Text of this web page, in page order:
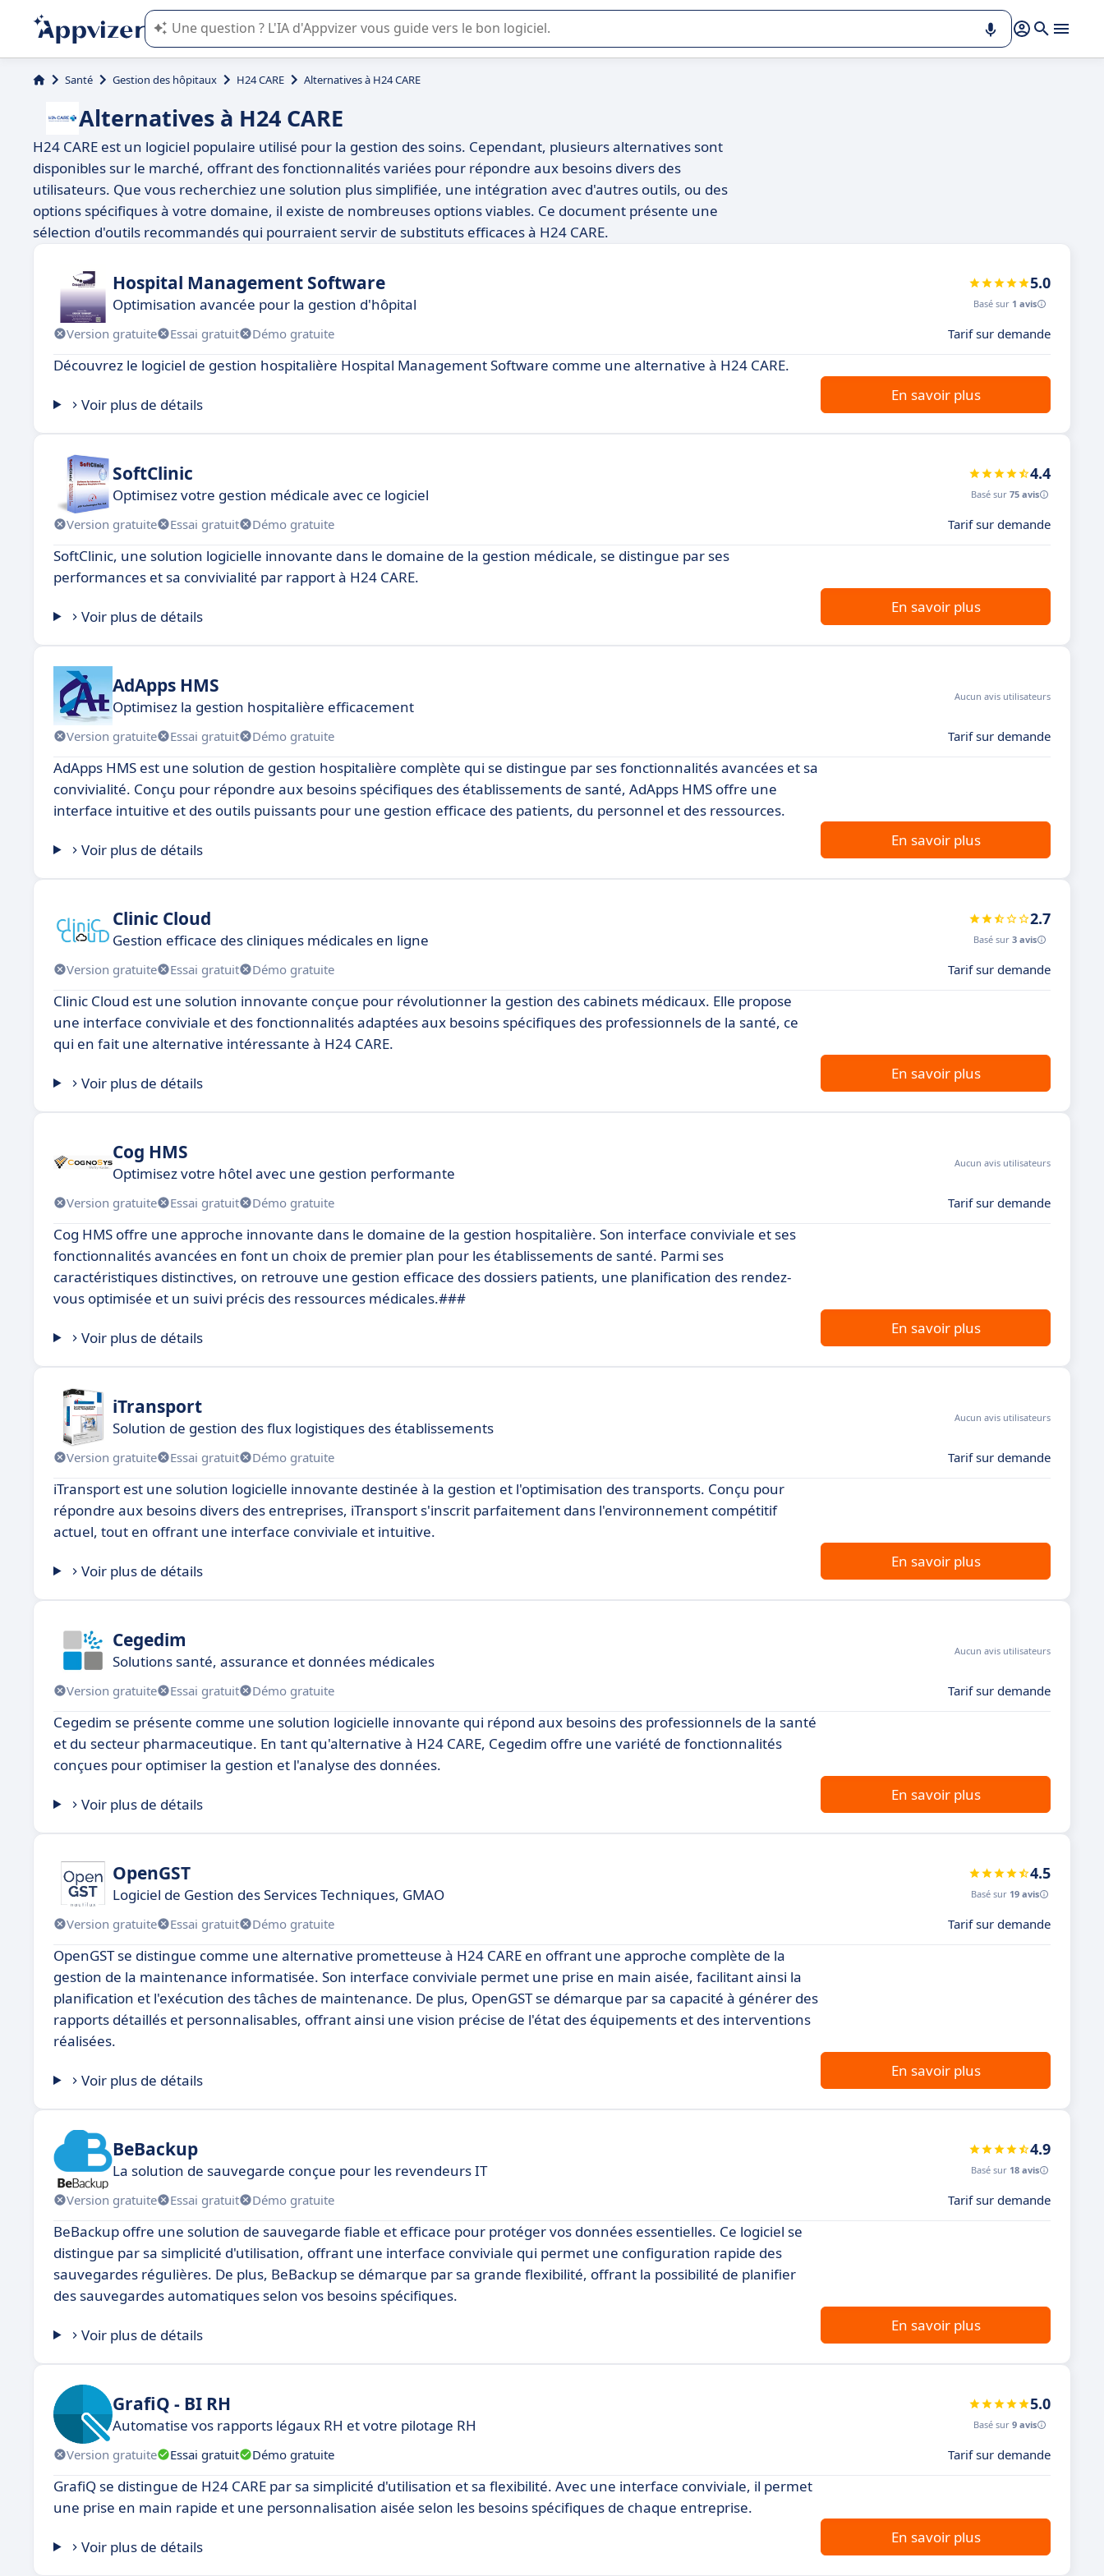
L'IA de Appvizer vous guide dans l'utilisation ou la sélection de logiciel SaaS en entreprise.
Santé Gestion des hôpitaux H24 CARE Alternatives à H24 CARE
Alternatives à H24 CARE
H24 CARE est un logiciel populaire utilisé pour la gestion des soins. Cependant, plusieurs alternatives sont
disponibles sur le marché, offrant des fonctionnalités variées pour répondre aux besoins divers des
utilisateurs. Que vous recherchiez une solution plus simplifiée, une intégration avec d'autres outils, ou des
options spécifiques à votre domaine, il existe de nombreuses options viables. Ce document présente une
sélection d'outils recommandés qui pourraient servir de substituts efficaces à H24 CARE.
Hospital Management Software
Optimisation avancée pour la gestion d'hôpital
5.0
Basé sur 1 avis
Version gratuite Essai gratuit Démo gratuite Tarif sur demande
Découvrez le logiciel de gestion hospitalière Hospital Management Software comme une alternative à H24 CARE.
Voir plus de détails
En savoir plus
SoftClinic
Optimisez votre gestion médicale avec ce logiciel
4.4
Basé sur 75 avis
Version gratuite Essai gratuit Démo gratuite Tarif sur demande
SoftClinic, une solution logicielle innovante dans le domaine de la gestion médicale, se distingue par ses
performances et sa convivialité par rapport à H24 CARE.
Voir plus de détails
En savoir plus
AdApps HMS
Optimisez la gestion hospitalière efficacement
Aucun avis utilisateurs
Version gratuite Essai gratuit Démo gratuite Tarif sur demande
AdApps HMS est une solution de gestion hospitalière complète qui se distingue par ses fonctionnalités avancées et sa
convivialité. Conçu pour répondre aux besoins spécifiques des établissements de santé, AdApps HMS offre une
interface intuitive et des outils puissants pour une gestion efficace des patients, du personnel et des ressources.
Voir plus de détails
En savoir plus
Clinic Cloud
Gestion efficace des cliniques médicales en ligne
2.7
Basé sur 3 avis
Version gratuite Essai gratuit Démo gratuite Tarif sur demande
Clinic Cloud est une solution innovante conçue pour révolutionner la gestion des cabinets médicaux. Elle propose
une interface conviviale et des fonctionnalités adaptées aux besoins spécifiques des professionnels de la santé, ce
qui en fait une alternative intéressante à H24 CARE.
Voir plus de détails
En savoir plus
Cog HMS
Optimisez votre hôtel avec une gestion performante
Aucun avis utilisateurs
Version gratuite Essai gratuit Démo gratuite Tarif sur demande
Cog HMS offre une approche innovante dans le domaine de la gestion hospitalière. Son interface conviviale et ses
fonctionnalités avancées en font un choix de premier plan pour les établissements de santé. Parmi ses
caractéristiques distinctives, on retrouve une gestion efficace des dossiers patients, une planification des rendez-
vous optimisée et un suivi précis des ressources médicales.###
Voir plus de détails
En savoir plus
iTransport
Solution de gestion des flux logistiques des établissements
Aucun avis utilisateurs
Version gratuite Essai gratuit Démo gratuite Tarif sur demande
iTransport est une solution logicielle innovante destinée à la gestion et l'optimisation des transports. Conçu pour
répondre aux besoins divers des entreprises, iTransport s'inscrit parfaitement dans l'environnement compétitif
actuel, tout en offrant une interface conviviale et intuitive.
Voir plus de détails
En savoir plus
Cegedim
Solutions santé, assurance et données médicales
Aucun avis utilisateurs
Version gratuite Essai gratuit Démo gratuite Tarif sur demande
Cegedim se présente comme une solution logicielle innovante qui répond aux besoins des professionnels de la santé
et du secteur pharmaceutique. En tant qu'alternative à H24 CARE, Cegedim offre une variété de fonctionnalités
conçues pour optimiser la gestion et l'analyse des données.
Voir plus de détails
En savoir plus
OpenGST
Logiciel de Gestion des Services Techniques, GMAO
4.5
Basé sur 19 avis
Version gratuite Essai gratuit Démo gratuite Tarif sur demande
OpenGST se distingue comme une alternative prometteuse à H24 CARE en offrant une approche complète de la
gestion de la maintenance informatisée. Son interface conviviale permet une prise en main aisée, facilitant ainsi la
planification et l'exécution des tâches de maintenance. De plus, OpenGST se démarque par sa capacité à générer des
rapports détaillés et personnalisables, offrant ainsi une vision précise de l'état des équipements et des interventions
réalisées.
Voir plus de détails
En savoir plus
BeBackup
La solution de sauvegarde conçue pour les revendeurs IT
4.9
Basé sur 18 avis
Version gratuite Essai gratuit Démo gratuite Tarif sur demande
BeBackup offre une solution de sauvegarde fiable et efficace pour protéger vos données essentielles. Ce logiciel se
distingue par sa simplicité d'utilisation, offrant une interface conviviale qui permet une configuration rapide des
sauvegardes régulières. De plus, BeBackup se démarque par sa grande flexibilité, offrant la possibilité de planifier
des sauvegardes automatiques selon vos besoins spécifiques.
Voir plus de détails
En savoir plus
GrafiQ - BI RH
Automatise vos rapports légaux RH et votre pilotage RH
5.0
Basé sur 9 avis
Version gratuite Essai gratuit Démo gratuite Tarif sur demande
GrafiQ se distingue de H24 CARE par sa simplicité d'utilisation et sa flexibilité. Avec une interface conviviale, il permet
une prise en main rapide et une personnalisation aisée selon les besoins spécifiques de chaque entreprise.
Voir plus de détails
En savoir plus